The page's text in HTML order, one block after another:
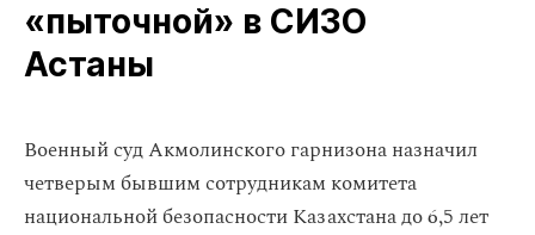
«пыточной» в СИЗО
Астаны
Военный суд Акмолинского гарнизона назначил
четверым бывшим сотрудникам комитета
национальной безопасности Казахстана до 6,5 лет